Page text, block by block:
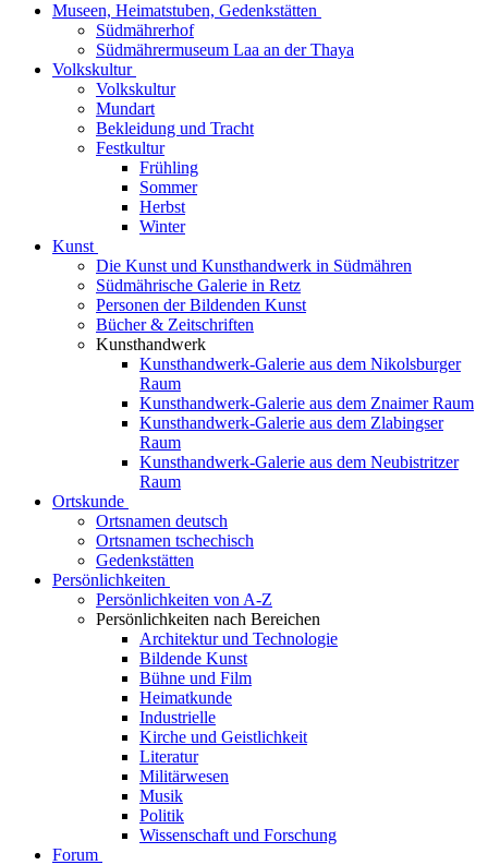
Museen, Heimatstuben, Gedenkstätten
Südmährerhof
Südmährermuseum Laa an der Thaya
Volkskultur
Volkskultur
Mundart
Bekleidung und Tracht
Festkultur
Frühling
Sommer
Herbst
Winter
Kunst
Die Kunst und Kunsthandwerk in Südmähren
Südmährische Galerie in Retz
Personen der Bildenden Kunst
Bücher & Zeitschriften
Kunsthandwerk
Kunsthandwerk-Galerie aus dem Nikolsburger
Raum
Kunsthandwerk-Galerie aus dem Znaimer Raum
Kunsthandwerk-Galerie aus dem Zlabingser
Raum
Kunsthandwerk-Galerie aus dem Neubistritzer
Raum
Ortskunde
Ortsnamen deutsch
Ortsnamen tschechisch
Gedenkstätten
Persönlichkeiten
Persönlichkeiten von A-Z
Persönlichkeiten nach Bereichen
Architektur und Technologie
Bildende Kunst
Bühne und Film
Heimatkunde
Industrielle
Kirche und Geistlichkeit
Literatur
Militärwesen
Musik
Politik
Wissenschaft und Forschung
Forum